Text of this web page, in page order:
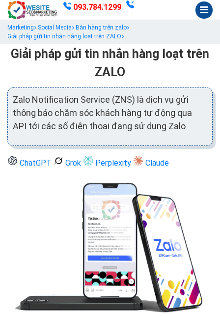
093.784.1299
Marketing Social Media
Bán hàng trên zalo
Giải pháp gửi tin nhắn hàng loạt trên ZALO
Giải pháp gửi tin nhắn hàng loạt trên
ZALO
Zalo Notification Service (ZNS) là dịch vụ gửi
thông báo chăm sóc khách hàng tự động qua
API tới các số điện thoại đang sử dụng Zalo
ChatGPT Grok Perplexity Claude